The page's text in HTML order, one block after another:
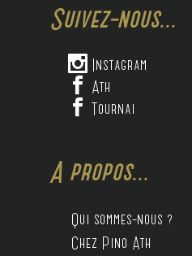
Suivez-nous...
 Instagram
 Ath
 Tournai
A propos...
Qui sommes-nous ?
Chez Pino Ath